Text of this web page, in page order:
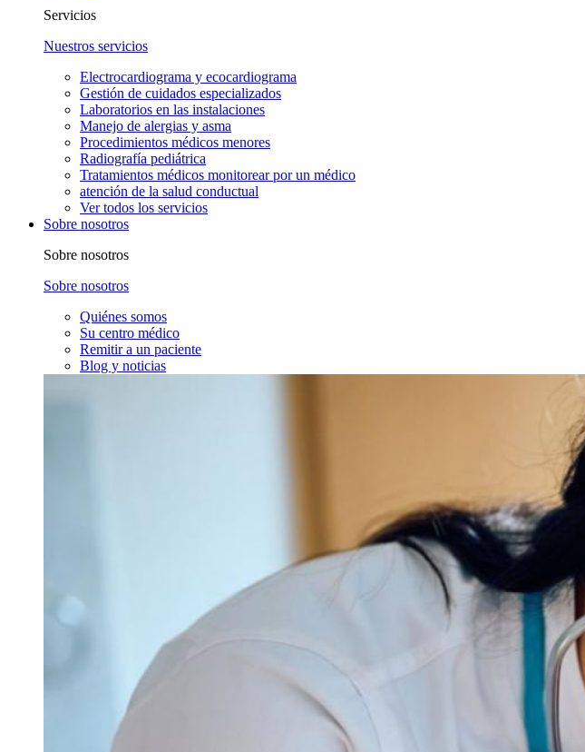
Servicios
Nuestros servicios
Electrocardiograma y ecocardiograma
Gestión de cuidados especializados
Laboratorios en las instalaciones
Manejo de alergias y asma
Procedimientos médicos menores
Radiografía pediátrica
Tratamientos médicos monitorear por un médico
atención de la salud conductual
Ver todos los servicios
Sobre nosotros
Sobre nosotros
Sobre nosotros
Quiénes somos
Su centro médico
Remitir a un paciente
Blog y noticias